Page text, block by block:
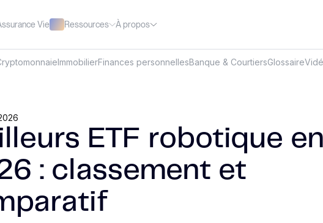
Vie Ressources À propos
ETF robotique en
: classement et
ImmobilierFinances personnellesBanque & CourtiersGlossaire